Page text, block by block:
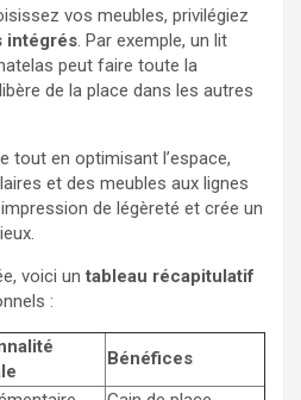
vos meubles, privilégiez
intégrés. Par exemple, un lit
peut faire toute la
de la place dans les autres
tout en optimisant l’espace,
et des meubles aux lignes
de légèreté et crée un
voici untableau récapitulatif
:
Bénéfices